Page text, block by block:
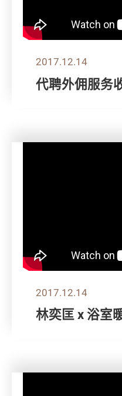
2017.12.14
代聘外佣服务
2017.12.14
林奕匡 x 浴室